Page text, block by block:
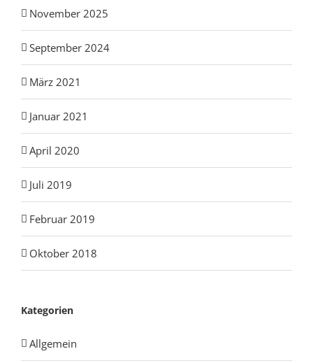
November 2025
September 2024
März 2021
Januar 2021
April 2020
Juli 2019
Februar 2019
Oktober 2018
Kategorien
Allgemein